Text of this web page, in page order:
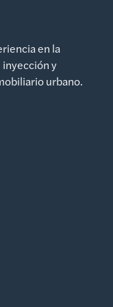
en la
y
urbano.